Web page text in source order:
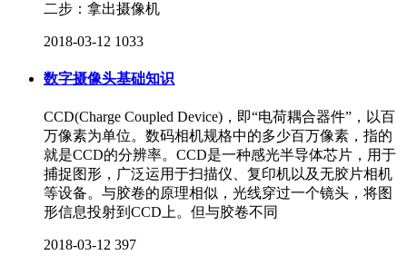
二步：拿出摄像机
2018-03-12 1033
数字摄像头基础知识
CCD(Charge Coupled Device)，即“电荷耦合器件”，以百
万像素为单位。数码相机规格中的多少百万像素，指的
就是CCD的分辨率。CCD是一种感光半导体芯片，用于
捕捉图形，广泛运用于扫描仪、复印机以及无胶片相机
等设备。与胶卷的原理相似，光线穿过一个镜头，将图
形信息投射到CCD上。但与胶卷不同
2018-03-12 397